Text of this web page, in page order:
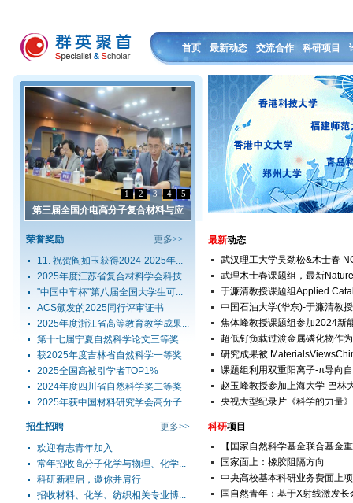
首页 最新动态 交流合作 科研项目
1 2 3 4 5
第三届全国介电高分子复合材料与应
更多>>
荣誉奖励
11. 祝贺阎如玉获得2024-2025年...
2025年度江苏省复合材料学会科技...
"中国中车杯"第八届全国大学生可...
ACS颁发的2025同行评审证书
2025年度浙江省高等教育教学成果...
第十七届宁夏自然科学论文三等奖
获2025年度吉林省自然科学一等奖
2025全国高被引学者TOP1%
2024年度四川省自然科学奖二等奖
2025年获中国材料研究学会高分子...
更多>>
招生招聘
欢迎有志青年加入
常年招收高分子化学与物理、化学...
科研新程启，邀你并肩行
招收材料、化学、纺织相关专业博...
最新动态
武汉理工大学吴劲松&木士春
武理木士春课题组，最新
于濂清教授课题组Applied
中国石油大学(华东)-于濂清教
焦体峰教授课题组参加2024新
超低钌负载过渡金属磷化物作
研究成果被
课题组利用双重阳离子-π导向
赵玉峰教授参加上海大学-巴林
央视大型纪录片《科学的力量
科研项目
【国家自然科学基金联合基金
国家面上：橡胶阻隔方向
中央高校基本科研业务费面上
国自然青年：基于X射线激发